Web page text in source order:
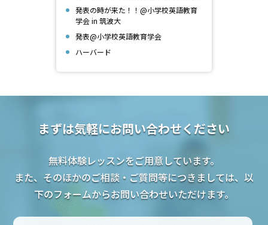
発表の時が来た！！@小学校英語教育
学会 in 筑波大
発表@小学校英語教育学会
ハーバード
まずは気軽にお問い合わせください
無料体験レッスンをご用意しています。
また、そのほかのご相談・ご質問等につきましては、以
下のフォームからお問い合わせいただけます。